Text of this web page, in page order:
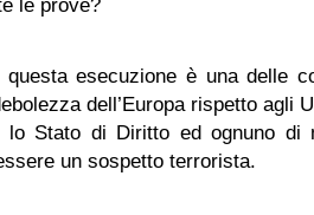
le prove?
esecuzione è una delle
dell’Europa rispetto agli
lo Stato di Diritto ed ognuno di
un sospetto terrorista.